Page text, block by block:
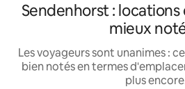
Sendenhorst : locations
mieux
Les voyageurs sont unanimes :
bien notés en termes
plus